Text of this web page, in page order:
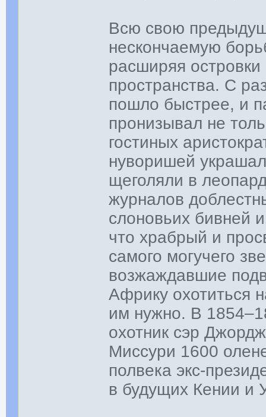
Всю свою
нескончаемую
расширяя островки
пространства. С
пошло быстрее, и
пронизывал не
гостиных
нуворишей
щеголяли в
журналов
слоновьих бивней
что храбрый и
самого могучего
возжаждавшие
Африку охотиться
им нужно. В
охотник сэр
Миссури 1600
полвека экс-
в будущих Кении и